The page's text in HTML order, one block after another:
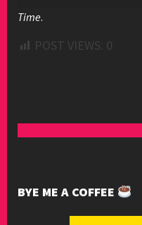
Time.
POST VIEWS: 0
BYE ME A COFFEE